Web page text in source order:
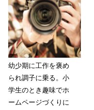
幼少期に工作を褒め
られ調子に乗る。小
学生のとき趣味でホ
ームページづくりに